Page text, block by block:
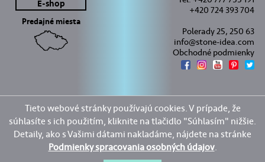
E-shop
Predajné miesta
+420 724 393 704
Polerady 25, 250 63
info@stone-idea.com
Obchodné podmienky
Tieto webové stránky používajú cookies. V prípade, že
súhlasíte s ich použitím, kliknite na tlačidlo "Súhlasím" nižšie.
Detaily, ako s Vašimi dátami nakladáme, nájdete na stránke
Podmienky spracovania osobných údajov.